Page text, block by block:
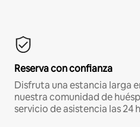
Reserva con confianza
Disfruta una estancia larga
nuestra comunidad de
servicio de asistencia las 24